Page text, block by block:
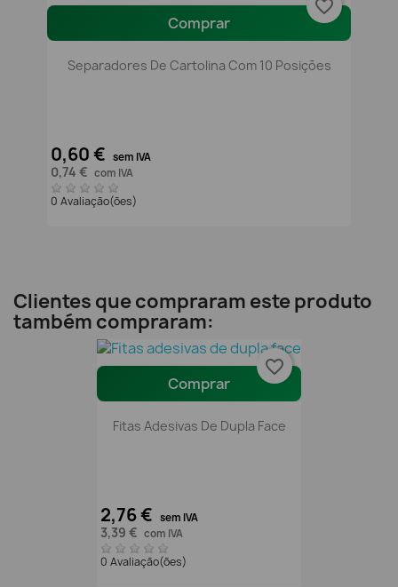
Comprar
Separadores De Cartolina Com 10 Posições
0,60 € sem IVA
0,74 € com IVA
0 Avaliação(ões)
favorite_border
Clientes que compraram este produto
também compraram:
Comprar
Fitas Adesivas De Dupla Face
2,76 € sem IVA
3,39 € com IVA
0 Avaliação(ões)
favorite_border